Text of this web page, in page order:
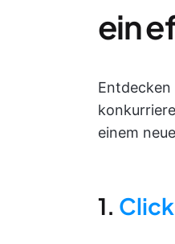
ein
Entdecken
einem
1.